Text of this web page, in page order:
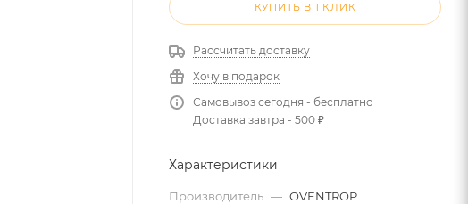
КУПИТЬ В 1 КЛИК
Рассчитать доставку
Хочу в подарок
Самовывоз сегодня - бесплатно
Доставка завтра - 500 ₽
Характеристики
Производитель — OVENTROP